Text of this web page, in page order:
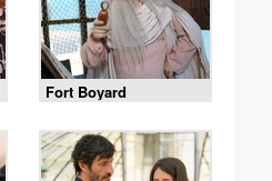
Fort Boyard